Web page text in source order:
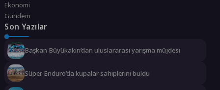
Ekonomi
Gündem
Son Yazılar
Başkan Büyükakın’dan uluslararası yarışma müjdesi
Süper Enduro’da kupalar sahiplerini buldu